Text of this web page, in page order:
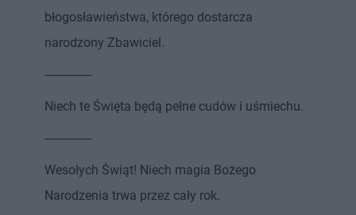
błogosławieństwa, którego dostarcza
narodzony Zbawiciel.
---------------
Niech te Święta będą pełne cudów i uśmiechu.
---------------
Wesołych Świąt! Niech magia Bożego
Narodzenia trwa przez cały rok.